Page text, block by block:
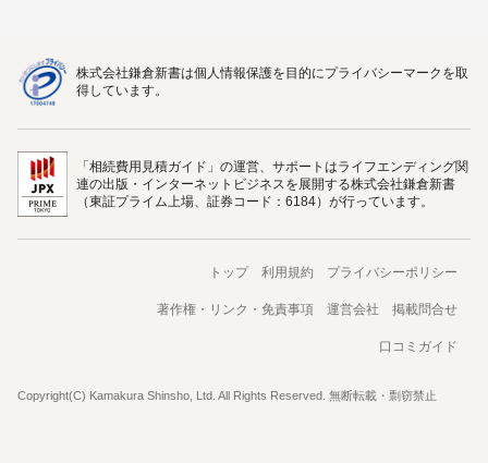
株式会社鎌倉新書は個人情報保護を目的にプライバシーマークを取
得しています。
「相続費用見積ガイド」の運営、サポートはライフエンディング関
連の出版・インターネットビジネスを展開する株式会社鎌倉新書
（東証プライム上場、証券コード：6184）が行っています。
トップ 利用規約 プライバシーポリシー
著作権・リンク・免責事項 運営会社 掲載問合せ
口コミガイド
Copyright(C) Kamakura Shinsho, Ltd. All Rights Reserved. 無断転載・剽窃禁止